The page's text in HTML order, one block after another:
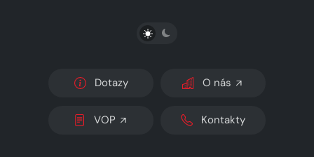
PŘEPNOUT SVĚTLÝ/TMAVÝ REŽIM
Dotazy O nás
VOP Kontakty